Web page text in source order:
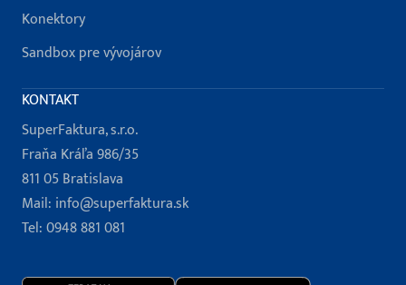
Konektory
Sandbox pre vývojárov
KONTAKT
SuperFaktura, s.r.o.
Fraňa Kráľa 986/35
811 05 Bratislava
Mail: info@superfaktura.sk
Tel:0948 881 081